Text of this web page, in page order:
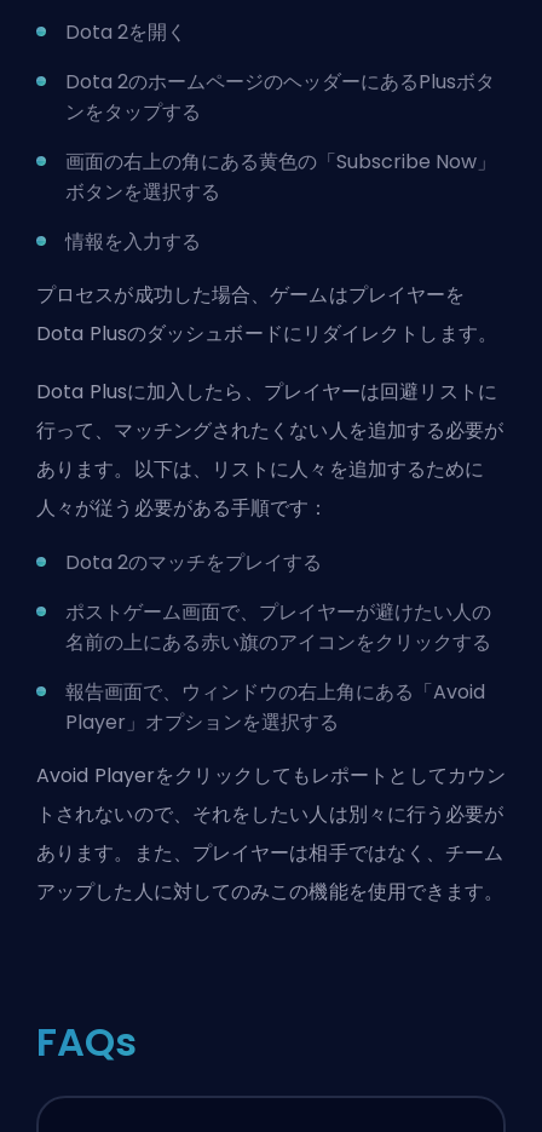
Dota 2を開く
Dota 2のホームページのヘッダーにあるPlusボタ
ンをタップする
画面の右上の角にある黄色の「Subscribe Now」
ボタンを選択する
情報を入力する
プロセスが成功した場合、ゲームはプレイヤーを
Dota Plusのダッシュボードにリダイレクトします。
Dota Plusに加入したら、プレイヤーは回避リストに
行って、マッチングされたくない人を追加する必要が
あります。以下は、リストに人々を追加するために
人々が従う必要がある手順です：
Dota 2のマッチをプレイする
ポストゲーム画面で、プレイヤーが避けたい人の
名前の上にある赤い旗のアイコンをクリックする
報告画面で、ウィンドウの右上角にある「Avoid
Player」オプションを選択する
Avoid Playerをクリックしてもレポートとしてカウン
トされないので、それをしたい人は別々に行う必要が
あります。また、プレイヤーは相手ではなく、チーム
アップした人に対してのみこの機能を使用できます。
FAQs